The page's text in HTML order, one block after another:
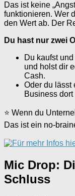
Das ist keine
funktionieren. Wer
den Wert ab. Der
Du hast nur zwei
Du kaufst
und holst dir
Cash.
Oder du lässt
Business
⭐ Wenn du
Das ist ein no-
Mic Drop:
Schluss